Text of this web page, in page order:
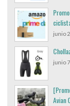
junio
junio
Avian